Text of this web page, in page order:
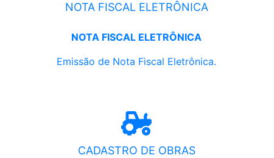
NOTA FISCAL ELETRÔNICA
NOTA FISCAL ELETRÔNICA
Emissão de Nota Fiscal Eletrônica.
CADASTRO DE OBRAS